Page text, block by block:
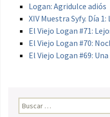
Logan: Agridulce adiós
XIV Muestra Syfy. Día
El Viejo Logan #71:
El Viejo Logan #70:
El Viejo Logan #69:
Buscar: